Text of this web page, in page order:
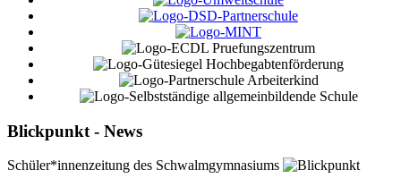
Blickpunkt - News
Schüler*innenzeitung des Schwalmgymnasiums